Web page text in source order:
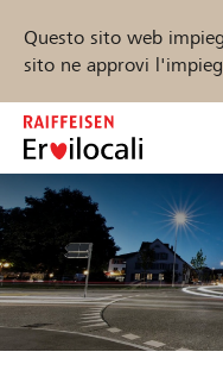
Questo sito web
sito ne approvi
Zum
Inhalt
springen
Trova progetti e